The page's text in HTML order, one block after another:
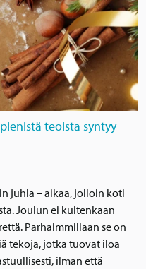
teoista syntyy
juhla – aikaa, jolloin koti
Joulun ei kuitenkaan
Parhaimmillaan se on
tekoja, jotka tuovat iloa
ilman että